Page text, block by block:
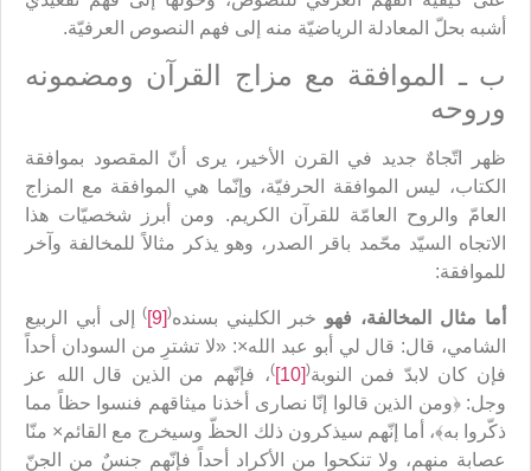
أشبه بحلّ المعادلة الرياضيّة منه إلى فهم النصوص العرفيّة.
ب ـ الموافقة مع مزاج القرآن ومضمونه
وروحه
ظهر اتّجاهٌ جديد في القرن الأخير، يرى أنّ المقصود بموافقة
الكتاب، ليس الموافقة الحرفيّة، وإنّما هي الموافقة مع المزاج
العامّ والروح العامّة للقرآن الكريم. ومن أبرز شخصيّات هذا
الاتجاه السيّد محّمد باقر الصدر، وهو يذكر مثالاً للمخالفة وآخر
للموافقة:
أما مثال المخالفة، فهو خبر الكليني بسنده(
[9]
)
إلى أبي الربيع
الشامي، قال: قال لي أبو عبد الله×: «لا تشترِ من السودان أحداً
فإن كان لابدّ فمن النوبة(
[10]
)، فإنّهم من الذين قال الله عز
وجل: ﴿ومن الذين قالوا إنّا نصارى أخذنا ميثاقهم فنسوا حظاً مما
ذكّروا به﴾،‏ أما إنّهم سيذكرون ذلك الحظّ وسيخرج مع القائم× منّا
عصابة منهم، ولا تنكحوا من الأكراد أحداً فإنّهم جنسٌ من الجنّ